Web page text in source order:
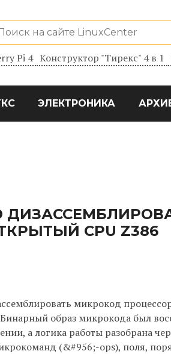
Pi 4 Конструктор "Тирекс" 4 в 1
ЭЛЕКТРОНИКА
CPU Z386
микрокод
образ микрокода был
а логика работы разобрана
(&#956;-ops), поля,